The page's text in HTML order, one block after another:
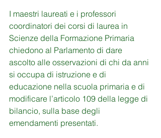
I maestri laureati e i professori
coordinatori dei corsi di laurea in
Scienze della Formazione Primaria
chiedono al Parlamento di dare
ascolto alle osservazioni di chi da anni
si occupa di istruzione e di
educazione nella scuola primaria e di
modificare l’articolo 109 della legge di
bilancio, sulla base degli
emendamenti presentati.